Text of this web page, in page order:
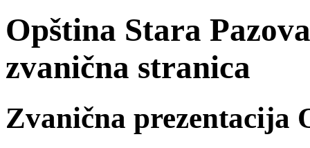
Opština Stara
zvanična stranica
Zvanična prezentacija